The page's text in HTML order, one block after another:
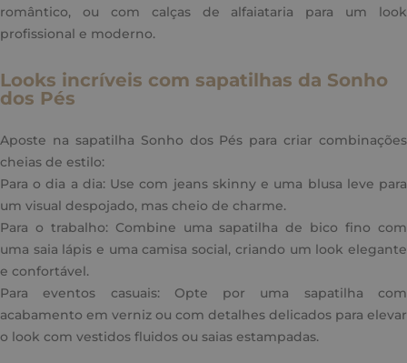
romântico, ou com calças de alfaiataria para um look
profissional e moderno.
Looks incríveis com sapatilhas da Sonho
dos Pés
Aposte na sapatilha Sonho dos Pés para criar combinações
cheias de estilo:
Para o dia a dia: Use com jeans skinny e uma blusa leve para
um visual despojado, mas cheio de charme.
Para o trabalho: Combine uma sapatilha de bico fino com
uma saia lápis e uma camisa social, criando um look elegante
e confortável.
Para eventos casuais: Opte por uma sapatilha com
acabamento em verniz ou com detalhes delicados para elevar
o look com vestidos fluidos ou saias estampadas.